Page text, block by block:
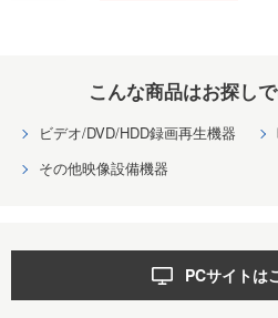
こんな商品はお探し
ビデオ/DVD/HDD録画再生機器
その他映像設備機器
PCサイトは